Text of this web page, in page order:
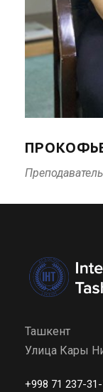
Ташкент
Улица Кары
+998 71 237-